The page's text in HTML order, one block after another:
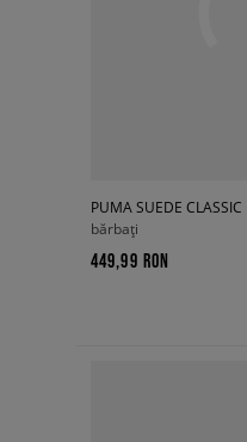
PUMA SUEDE CLASSIC
bărbați
449,99 RON